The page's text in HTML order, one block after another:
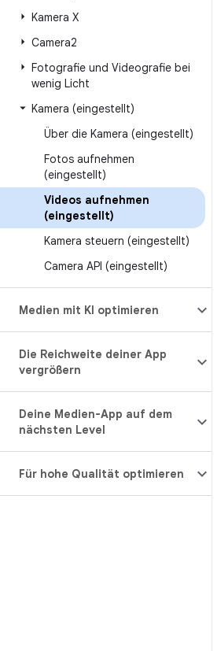
Kamera X
Camera2
Fotografie und Videografie bei
wenig Licht
Kamera (eingestellt)
Über die Kamera (eingestellt)
Fotos aufnehmen
(eingestellt)
Videos aufnehmen
(eingestellt)
Kamera steuern (eingestellt)
Camera API (eingestellt)
Medien mit KI optimieren
Die Reichweite deiner App
vergrößern
Deine Medien-App auf dem
nächsten Level
Für hohe Qualität optimieren